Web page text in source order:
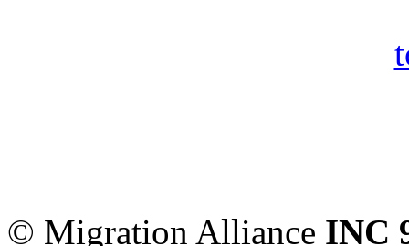
© Migration Alliance INC